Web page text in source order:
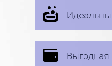
Выгодная